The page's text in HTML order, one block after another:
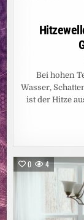
Bei hohen
Wasser,
ist der Hitze
0 4